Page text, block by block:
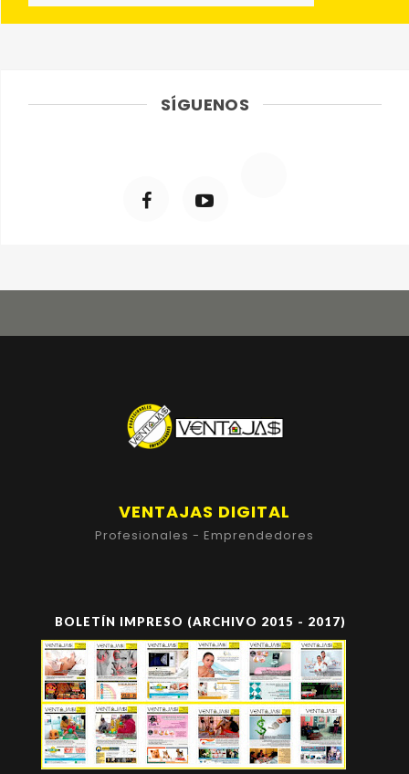
SÍGUENOS
VENTAJAS DIGITAL
Profesionales - Emprendedores
BOLETÍN IMPRESO (ARCHIVO 2015 - 2017)